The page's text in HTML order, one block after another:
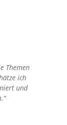
Themen
ich
und